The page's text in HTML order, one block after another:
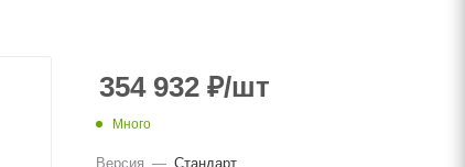
354 932 ₽/шт
Много
Версия — Стандарт